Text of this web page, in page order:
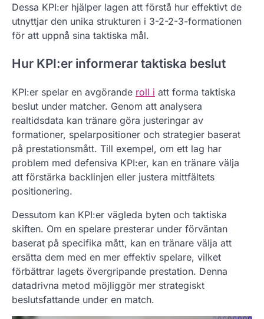
Dessa KPI:er hjälper lagen att förstå hur effektivt de
utnyttjar den unika strukturen i 3-2-2-3-formationen
för att uppnå sina taktiska mål.
Hur KPI:er informerar taktiska beslut
KPI:er spelar en avgörande roll i att forma taktiska
beslut under matcher. Genom att analysera
realtidsdata kan tränare göra justeringar av
formationer, spelarpositioner och strategier baserat
på prestationsmått. Till exempel, om ett lag har
problem med defensiva KPI:er, kan en tränare välja
att förstärka backlinjen eller justera mittfältets
positionering.
Dessutom kan KPI:er vägleda byten och taktiska
skiften. Om en spelare presterar under förväntan
baserat på specifika mått, kan en tränare välja att
ersätta dem med en mer effektiv spelare, vilket
förbättrar lagets övergripande prestation. Denna
datadrivna metod möjliggör mer strategiskt
beslutsfattande under en match.